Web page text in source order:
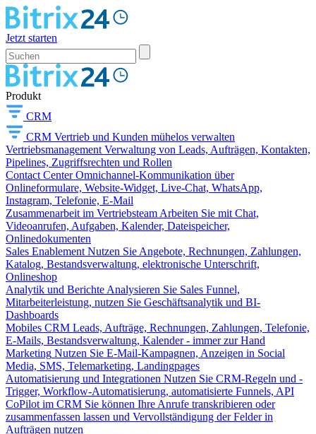
Jetzt starten
Produkt
CRM
CRM Vertrieb und Kunden mühelos verwalten
Vertriebsmanagement Verwaltung von Leads, Aufträgen, Kontakten,
Pipelines, Zugriffsrechten und Rollen
Contact Center Omnichannel-Kommunikation über
Onlineformulare, Website-Widget, Live-Chat, WhatsApp,
Instagram, Telefonie, E-Mail
Zusammenarbeit im Vertriebsteam Arbeiten Sie mit Chat,
Videoanrufen, Aufgaben, Kalender, Dateispeicher,
Onlinedokumenten
Sales Enablement Nutzen Sie Angebote, Rechnungen, Zahlungen,
Katalog, Bestandsverwaltung, elektronische Unterschrift,
Onlineshop
Analytik und Berichte Analysieren Sie Sales Funnel,
Mitarbeiterleistung, nutzen Sie Geschäftsanalytik und BI-
Dashboards
Mobiles CRM Leads, Aufträge, Rechnungen, Zahlungen, Telefonie,
E-Mails, Bestandsverwaltung, Kalender - immer zur Hand
Marketing Nutzen Sie E-Mail-Kampagnen, Anzeigen in Social
Media, SMS, Telemarketing, Landingpages
Automatisierung und Integrationen Nutzen Sie CRM-Regeln und -
Trigger, Workflow-Automatisierung, automatisierte Funnels, API
CoPilot im CRM Sie können Ihre Anrufe transkribieren oder
zusammenfassen lassen und Vervollständigung der Felder in
Aufträgen nutzen